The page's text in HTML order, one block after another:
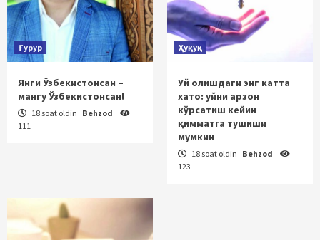
Ғурур
Янги Ўзбекистонсан –
мангу Ўзбекистонсан!
18 soat oldin Behzod
111
Ҳуқуқ
Уй олишдаги энг катта
хато: уйни арзон
кўрсатиш кейин
қимматга тушиши
мумкин
18 soat oldin Behzod
123